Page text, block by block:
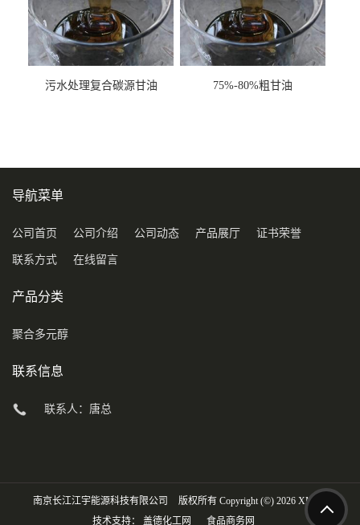
污水处理复合碳源甘油
75%-80%粗甘油
导航菜单
公司首页 公司介绍 公司动态 产品展厅 证书荣誉
联系方式 在线留言
产品分类
聚合多元醇
联系信息
联系人：唐总
南京长江江宇能源科技有限公司 版权所有 Copyright (©) 2026 XML
技术支持： 盖德化工网 食品商务网